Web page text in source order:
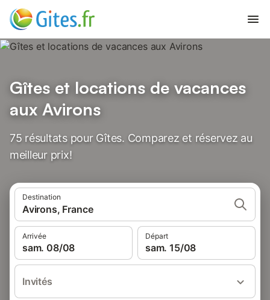
Gîtes et locations de vacances
aux Avirons
75 résultats pour Gîtes. Comparez et réservez au
meilleur prix!
Destination
Avirons, France
Arrivée
sam. 08/08
Départ
sam. 15/08
Invités